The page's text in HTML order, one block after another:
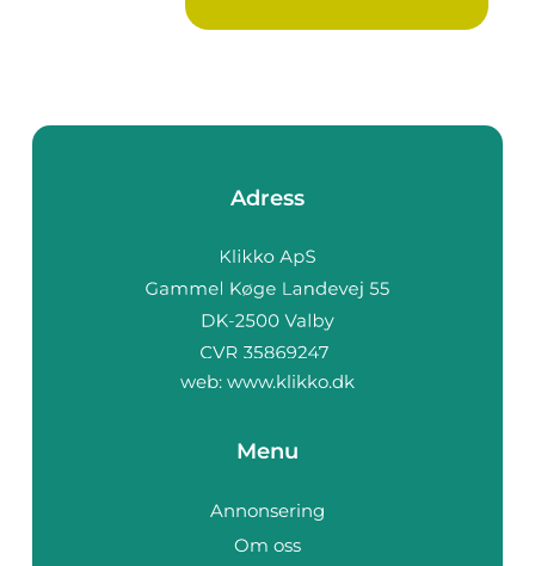
Adress
web: www.klikko.dk
Menu
Annonsering
Om oss